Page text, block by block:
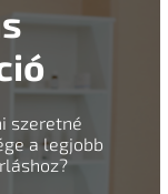
szeretné
a legjobb